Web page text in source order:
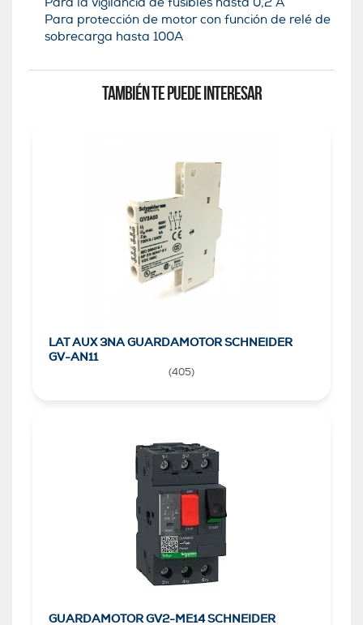
Para protección de motor con función de relé de
sobrecarga hasta 100A
TAMBIÉN TE PUEDE INTERESAR
LAT AUX 3NA GUARDAMOTOR SCHNEIDER
GV-AN11
(405)
GUARDAMOTOR GV2-ME14 SCHNEIDER